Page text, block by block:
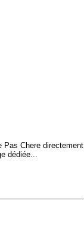
Pas Chere directement
dédiée...